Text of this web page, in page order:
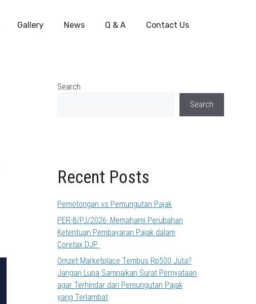
Gallery News Q & A Contact Us
Search
Search
Recent Posts
Pemotongan vs Pemungutan Pajak
PER-8/PJ/2026: Memahami Perubahan
Ketentuan Pembayaran Pajak dalam
Coretax DJP
Omzet Marketplace Tembus Rp500 Juta?
Jangan Lupa Sampaikan Surat Pernyataan
agar Terhindar dari Pemungutan Pajak
yang Terlambat